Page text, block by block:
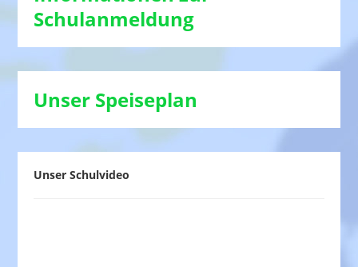
Schulanmeldung
Unser Speiseplan
Unser Schulvideo